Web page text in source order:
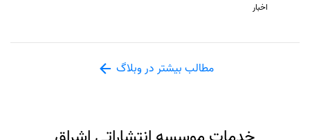
اخبار
مطالب بیشتر در وبلاگ